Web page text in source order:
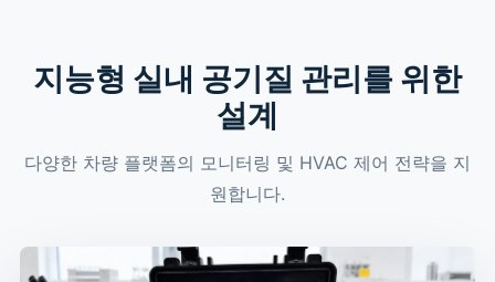
지능형 실내 공기질 관리를 위한
설계
다양한 차량 플랫폼의 모니터링 및 HVAC 제어 전략을 지
원합니다.